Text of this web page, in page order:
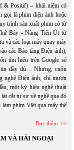
& Positif) – khái niệm có
gọi là phim điện ảnh hoặc
trình sản xuất phim có từ
Bảy - Nàng Tiên Út từ
và các loại máy quay máy
các Bảo tàng Điện ảnh),
tìm hiểu trên Google sẽ
đầy đủ… Nhưng, cuốn
nghệ Điện ảnh, chỉ mượn
một ký hiệu nghệ thuật
cắt tự sự về nghề qua đó
phim Việt qua mấy thế
Đọc thêm
VÀ HẢI NGOẠI